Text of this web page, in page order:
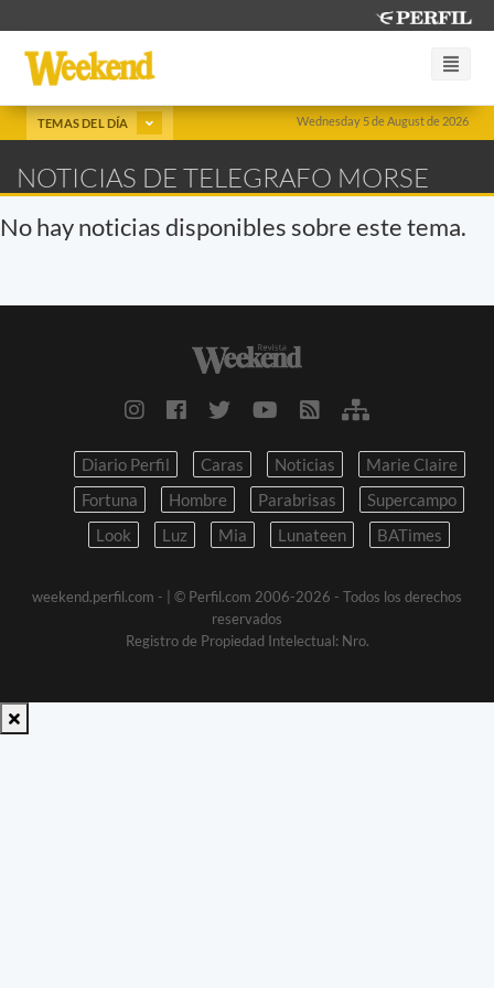
Wednesday 5 de August de 2026
TEMAS DEL DÍA
NOTICIAS DE TELEGRAFO MORSE
No hay noticias disponibles sobre este tema.
Diario Perfil Caras Noticias
Marie Claire
Fortuna
Hombre Parabrisas
Supercampo
Look
Luz Mia Lunateen BATimes
weekend.perfil.com -
| © Perfil.com 2006-2026 - Todos los derechos
reservados
Registro de Propiedad Intelectual: Nro.